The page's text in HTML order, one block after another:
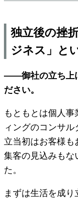
独立後の挫
ジネス」と
――御社の立ち上
ださい。
もともとは個人
ィングのコンサ
立当初はお客様も
集客の見込みもな
た。
まずは生活を成